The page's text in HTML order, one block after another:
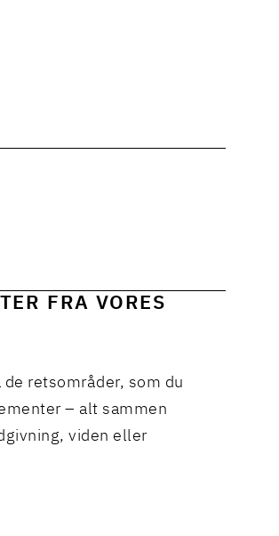
FRA VORES
retsområder, som du
– alt sammen
viden eller